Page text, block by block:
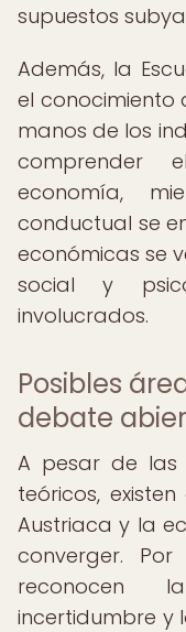
supuestos
Además, la
el conocimiento
manos de los
comprender
economía,
conductual se
económicas se
social y
involucrados.
Posibles
debate
A pesar de las
teóricos,
Austriaca y la
converger.
reconocen
incertidumbre y